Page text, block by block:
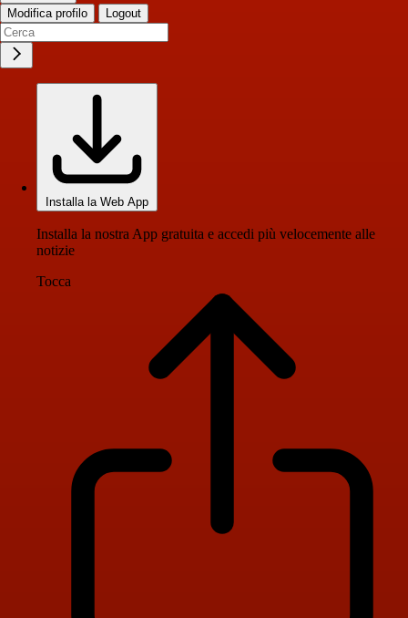
Modifica profilo Logout
Installa la Web App
Installa la nostra App gratuita e accedi più velocemente alle
notizie
Tocca